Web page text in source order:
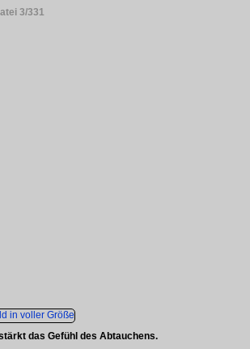
3/331
das Gefühl des Abtauchens.